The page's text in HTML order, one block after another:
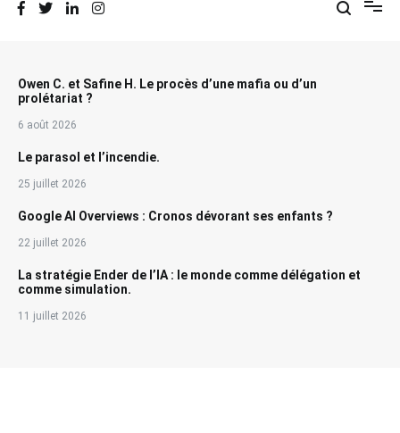
Owen C. et Safine H. Le procès d’une mafia ou d’un
prolétariat ?
6 août 2026
Le parasol et l’incendie.
25 juillet 2026
Google AI Overviews : Cronos dévorant ses enfants ?
22 juillet 2026
La stratégie Ender de l’IA : le monde comme délégation et
comme simulation.
11 juillet 2026